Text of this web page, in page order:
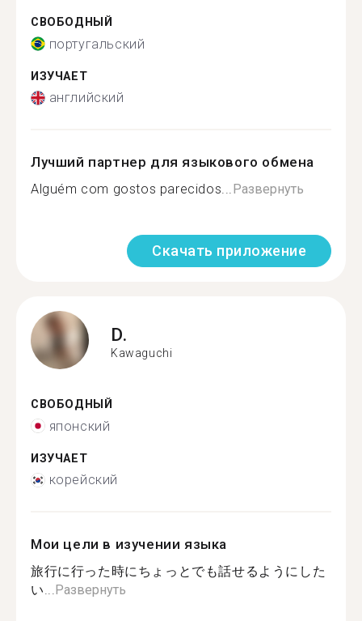
СВОБОДНЫЙ
португальский
ИЗУЧАЕТ
английский
Лучший партнер для языкового обмена
Alguém com gostos parecidos...Развернуть
Скачать приложение
D.
Kawaguchi
СВОБОДНЫЙ
японский
ИЗУЧАЕТ
корейский
Мои цели в изучении языка
旅行に行った時にちょっとでも話せるようにした
い...Развернуть